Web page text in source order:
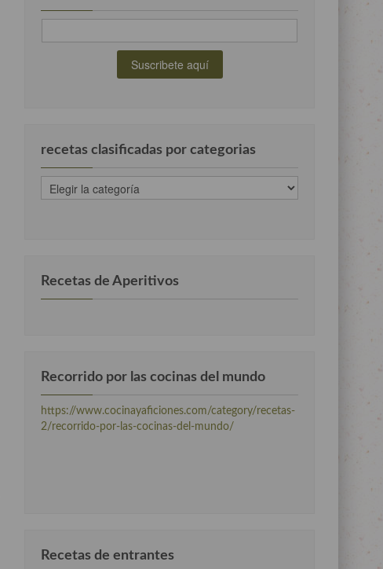
recetas clasificadas por categorias
recetas
clasificadas
Recetas de Aperitivos
Recorrido por las cocinas del mundo
https://www.cocinayaficiones.com/category/recetas-
2/recorrido-por-las-cocinas-del-mundo/
Recetas de entrantes